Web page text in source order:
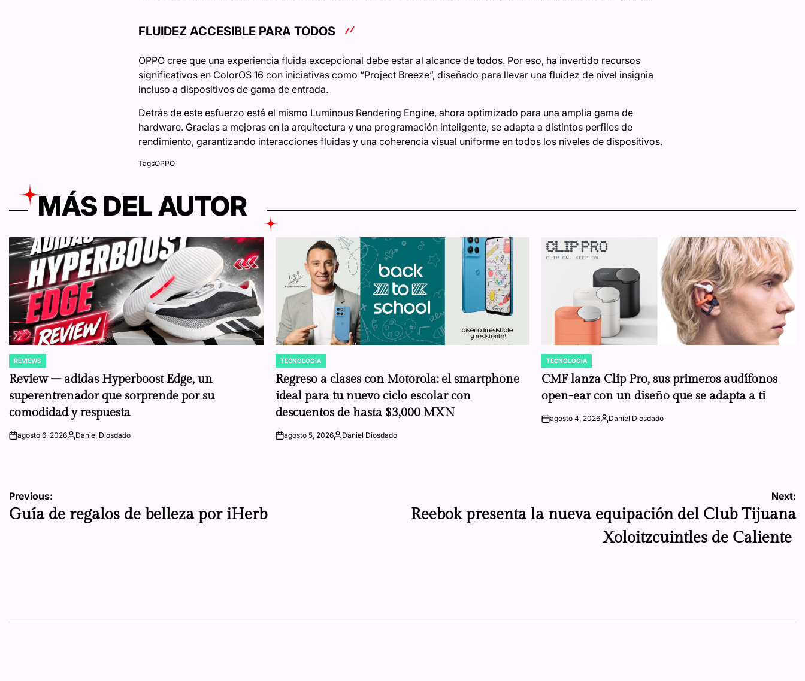
FLUIDEZ ACCESIBLE PARA TODOS
OPPO cree que una experiencia fluida excepcional debe estar al alcance de todos. Por eso, ha invertido recursos
significativos en ColorOS 16 con iniciativas como “Project Breeze”, diseñado para llevar una fluidez de nivel insignia
incluso a dispositivos de gama de entrada.
Detrás de este esfuerzo está el mismo Luminous Rendering Engine, ahora optimizado para una amplia gama de
hardware. Gracias a mejoras en la arquitectura y una programación inteligente, se adapta a distintos perfiles de
rendimiento, garantizando interacciones fluidas y una coherencia visual uniforme en todos los niveles de dispositivos.
TagsOPPO
MÁS DEL AUTOR
POSTED
IN
REVIEWS
Review – adidas Hyperboost Edge, un
superentrenador que sorprende por su
comodidad y respuesta
onagosto 6, 2026Posted
Daniel Diosdado
POSTED
IN
TECNOLOGÍA
Regreso a clases con Motorola: el smartphone
ideal para tu nuevo ciclo escolar con
descuentos de hasta $3,000 MXN
onagosto 5, 2026Posted
Daniel Diosdado
POSTED
IN
TECNOLOGÍA
CMF lanza Clip Pro, sus primeros audífonos
open-ear con un diseño que se adapta a ti
onagosto 4, 2026Posted
Daniel Diosdado
Navegación
de
Previous:
Guía de regalos de belleza por iHerb
Next:
Reebok presenta la nueva equipación del Club Tijuana
Xoloitzcuintles de Caliente